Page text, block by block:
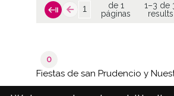
de 1
páginas
1–3 de
results
0
Fiestas de san Prudencio y